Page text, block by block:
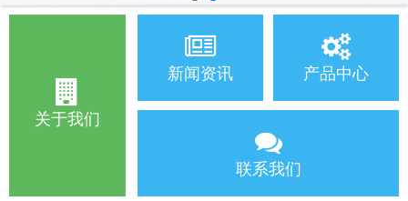
关于我们
新闻资讯 产品中心
联系我们